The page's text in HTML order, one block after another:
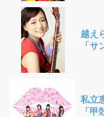
越え
「
私立
「